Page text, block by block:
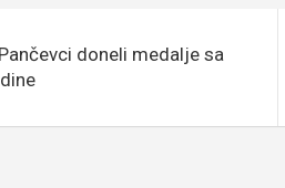
g
e
g
A
p
doneli medalje sa